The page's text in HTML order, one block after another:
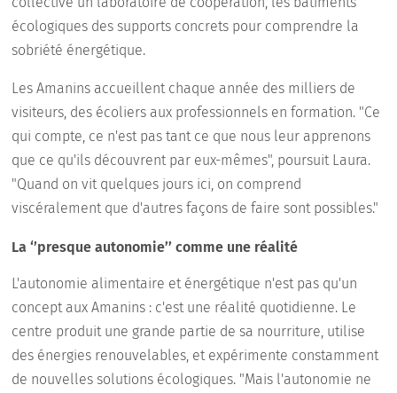
écologiques des supports concrets pour comprendre la
sobriété énergétique.
Les Amanins accueillent chaque année des milliers de
visiteurs, des écoliers aux professionnels en formation. "Ce
qui compte, ce n'est pas tant ce que nous leur apprenons
que ce qu'ils découvrent par eux-mêmes", poursuit Laura.
"Quand on vit quelques jours ici, on comprend
viscéralement que d'autres façons de faire sont possibles."
La ‘’presque autonomie’’ comme une réalité
L'autonomie alimentaire et énergétique n'est pas qu'un
concept aux Amanins : c'est une réalité quotidienne. Le
centre produit une grande partie de sa nourriture, utilise
des énergies renouvelables, et expérimente constamment
de nouvelles solutions écologiques. "Mais l'autonomie ne